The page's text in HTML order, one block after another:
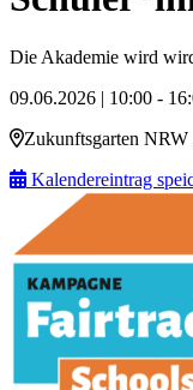
Die Akademie wird
09.06.2026 | 10:00 -
Zukunftsgarten NRW
Kalendereintrag